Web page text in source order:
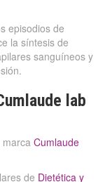
episodios de
la síntesis de
sanguíneos y
lab
marca Cumlaude
de Dietética y